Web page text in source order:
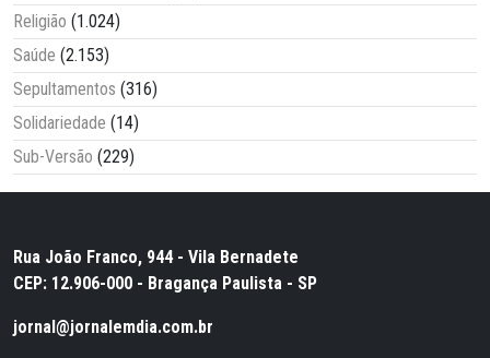
Religião (1.024)
Saúde (2.153)
Sepultamentos (316)
Solidariedade (14)
Sub-Versão (229)
Rua João Franco, 944 - Vila Bernadete
CEP: 12.906-000 - Bragança Paulista - SP
jornal@jornalemdia.com.br